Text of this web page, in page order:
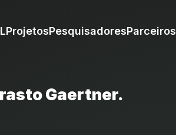
ProjetosPesquisadoresParceiros
Gaertner.